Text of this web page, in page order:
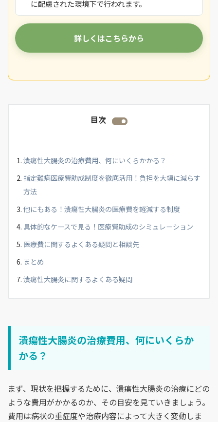
に配慮された環境下で行われます。
詳しくはこちらから
目次
潰瘍性大腸炎の治療費用、何にいくらかかる？
指定難病医療費助成制度を徹底活用！負担を大幅に減らす
方法
他にもある！潰瘍性大腸炎の医療費を軽減する制度
具体的なケースで見る！医療費助成のシミュレーション
医療費に関するよくある疑問と相談先
まとめ
潰瘍性大腸炎に関するよくある疑問
潰瘍性大腸炎の治療費用、何にいくらか
かる？
まず、現状を把握するために、潰瘍性大腸炎の治療にどの
ような費用がかかるのか、その目安を見ていきましょう。
費用は病状の重症度や治療内容によって大きく変動しま